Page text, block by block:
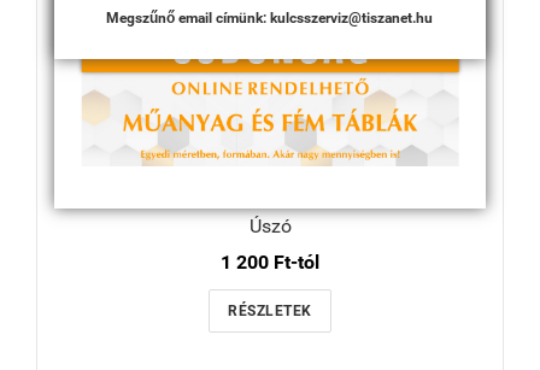
Úszó
1 200 Ft-tól
RÉSZLETEK
Megszűnő email címünk: kulcsszerviz@tiszanet.hu